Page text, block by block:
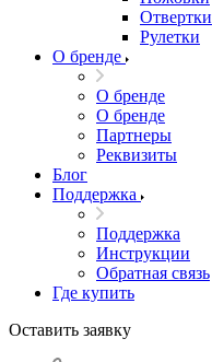
Отвертки
Рулетки
О бренде
О бренде
О бренде
Партнеры
Реквизиты
Блог
Поддержка
Поддержка
Инструкции
Обратная связь
Где купить
Оставить заявку